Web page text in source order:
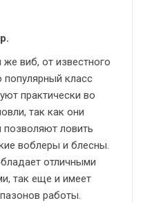
же виб, от известного
класс
практически во
так как они
позволяют ловить
воблеры и блесны.
отличными
так еще и имеет
работы.